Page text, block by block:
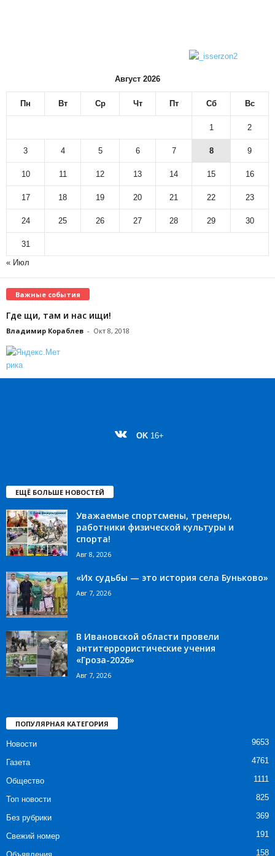
Август 2026
Пн Вт Ср Чт Пт Сб Вс
1 2
3 4 5 6 7 8 9
10 11 12 13 14 15 16
17 18 19 20 21 22 23
24 25 26 27 28 29 30
31
« Июл
Важные события
Где щи, там и нас ищи!
Владимир Кораблев - Окт 8, 2018
OK 16+
ЕЩЁ БОЛЬШЕ НОВОСТЕЙ
Уважаемые спортсмены, тренеры,
работники физической культуры и
спорта!
Авг 8, 2026
«Их судьбы — это история села Буньково»
Авг 7, 2026
В Ивановской области провели
антитеррористические учения
«Гроза-2026»
Авг 7, 2026
ПОПУЛЯРНАЯ КАТЕГОРИЯ
Новости 9653
Газета 4761
Общество 1111
Топ новости 825
Без рубрики 369
Свежий номер 191
158